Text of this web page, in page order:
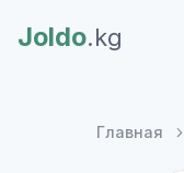
Joldo.kg
Главная